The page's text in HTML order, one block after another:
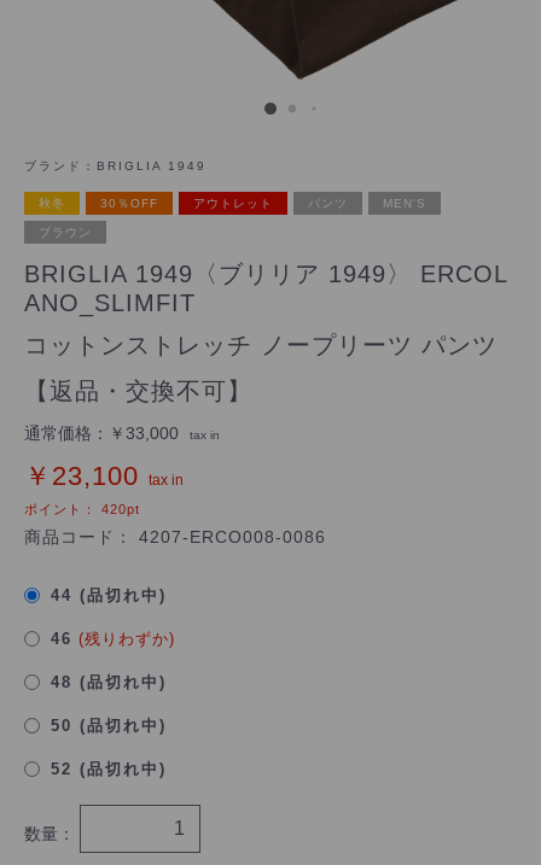
ブランド： BRIGLIA 1949
秋冬 30％OFF アウトレット パンツ MEN'S
ブラウン
BRIGLIA 1949〈ブリリア 1949〉 ERCOL
ANO_SLIMFIT
コットンストレッチ ノープリーツ パンツ
【返品・交換不可】
通常価格： ￥33,000 tax in
￥23,100 tax in
ポイント： 420pt
商品コード： 4207-ERCO008-0086
44 (品切れ中)
46 (残りわずか)
48 (品切れ中)
50 (品切れ中)
52 (品切れ中)
数量：